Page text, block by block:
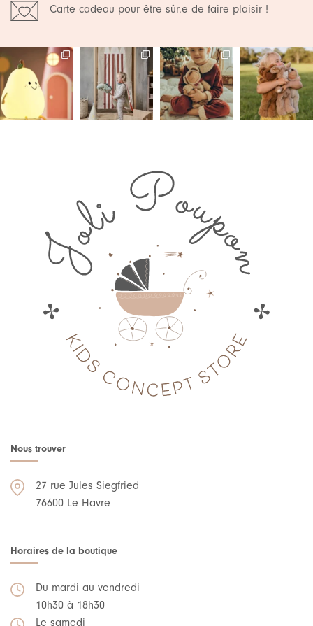
Carte cadeau pour être sûr.e de faire plaisir !
Nous trouver
27 rue Jules Siegfried
76600 Le Havre
Horaires de la boutique
Du mardi au vendredi
10h30 à 18h30
Le samedi